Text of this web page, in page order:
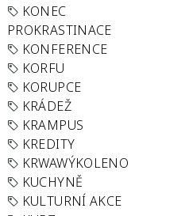
KONEC
PROKRASTINACE
KONFERENCE
KORFU
KORUPCE
KRÁDEŽ
KRAMPUS
KREDITY
KRWAWÝKOLENO
KUCHYNĚ
KULTURNÍ AKCE